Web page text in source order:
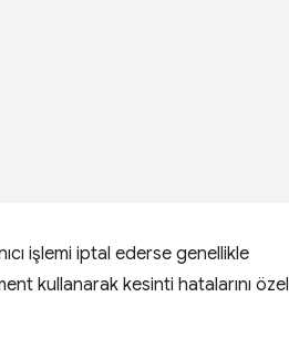
işlemi iptal ederse genellikle
kullanarak kesinti hatalarını özel